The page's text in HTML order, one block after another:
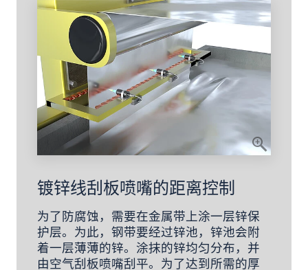
镀锌线刮板喷嘴的距离控制
为了防腐蚀，需要在金属带上涂一层锌保
护层。为此，钢带要经过锌池，锌池会附
着一层薄薄的锌。涂抹的锌均匀分布，并
由空气刮板喷嘴刮平。为了达到所需的厚